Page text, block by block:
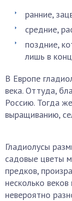
ранние,
средние,
поздние,
лишь в
В Европе
века. Оттуда,
Россию. Тогда
выращиванию,
Гладиолусы
садовые цветы
предков,
несколько
невероятно